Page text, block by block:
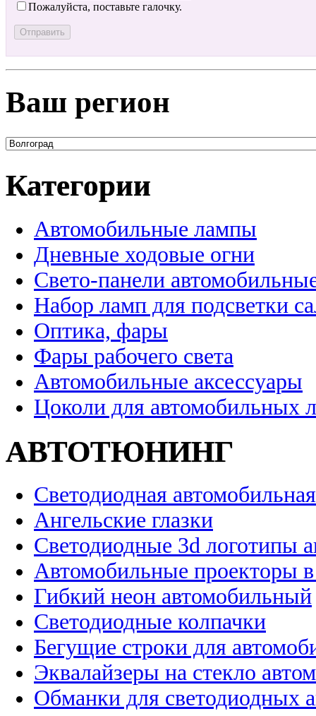
Пожалуйста, поставьте галочку.
Ваш регион
Категории
Автомобильные лампы
Дневные ходовые огни
Свето-панели
Набор ламп для подсветки
Оптика, фары
Фары рабочего света
Автомобильные аксессуары
Цоколи для автомобильных
АВТОТЮНИНГ
Светодиодная
Ангельские глазки
Светодиодные 3d логотипы
Автомобильные проекторы
Гибкий неон автомобильный
Светодиодные колпачки
Бегущие строки для
Эквалайзеры на стекло
Обманки для светодиодных